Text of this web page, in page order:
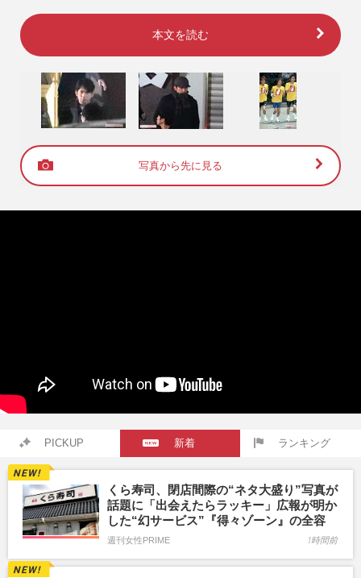
本文を読む
写真から先に見る
PICKUP 新着 ランキング
くら寿司、閉店間際の“ネタ大盛り”写真が
話題に「出会えたらラッキー」広報が明か
した“幻サービス”『得々ゾーン』の全容
週刊女性PRIME 1時間前